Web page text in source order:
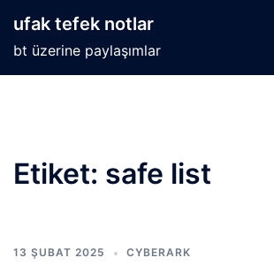
atlaufak tefek notlar
bt üzerine paylaşımlar
Etiket: safe list
13 ŞUBAT 2025 CYBERARK